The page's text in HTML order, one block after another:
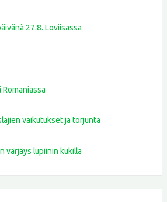
27.8. Loviisassa
vaikutukset ja torjunta
värjäys lupiinin kukilla